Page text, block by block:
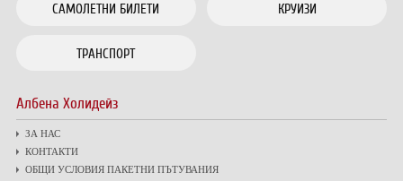
САМОЛЕТНИ БИЛЕТИ КРУИЗИ
ТРАНСПОРТ
Албена Холидейз
ЗА НАС
КОНТАКТИ
ОБЩИ УСЛОВИЯ ПАКЕТНИ ПЪТУВАНИЯ